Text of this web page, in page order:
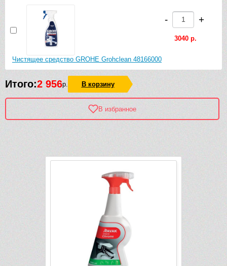
Чистящее средство GROHE Grohclean 48166000
- +
3040 р.
Итого:2 956р. В корзину
В избранное